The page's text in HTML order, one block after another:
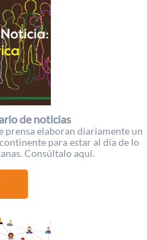
de noticias
prensa elaboran diariamente un
para estar al día de lo
Consúltalo aquí.